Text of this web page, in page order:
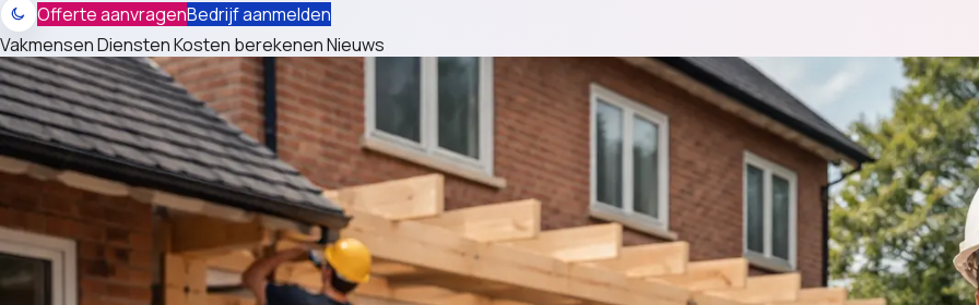
Offerte aanvragenBedrijf aanmelden
VakmensenDienstenKosten berekenenNieuws